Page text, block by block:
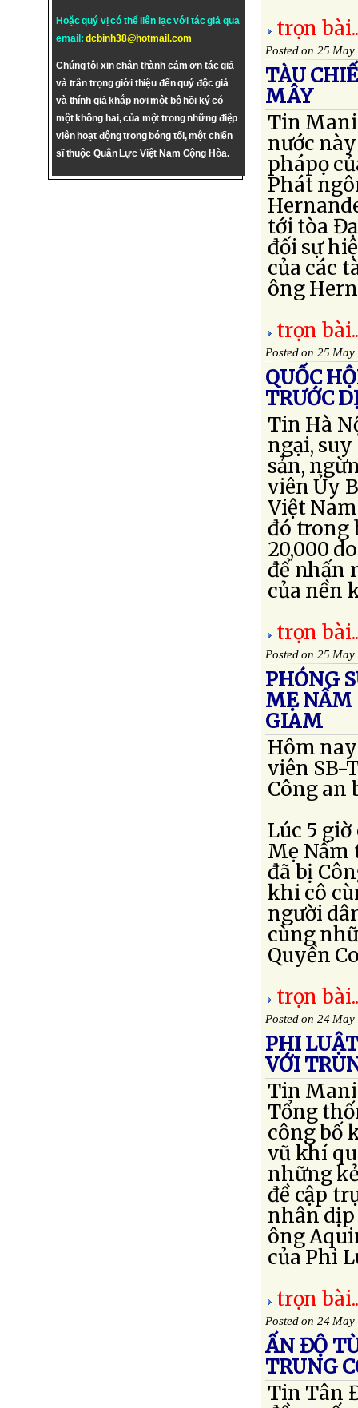
Hoặc quý vị có thể liên lạc với tác giả qua
email:dcbinh38@hotmail.com
Chúng tôi xin chân thành cám ơn tác giả
và trân trọng giới thiệu đến quý độc giả
và thính giả khắp nơi một bộ hồi ký có
một không hai, của một trong những điệp
viên hoạt động trong bóng tối, một chiến
sĩ thuộc Quân Lực Việt Nam Cộng Hòa.
trọn
Posted on 25 May
TÀU
MÂY
Tin
nước
phápọ
Phát
tới tòa
đối sự
của các
ông
trọn
Posted on 25 May
QUỐC
TRƯỚC
Tin Hà
ngại,
sản,
viên Ủy
Việt
đó trong
20,000
để nhấn
của nền
trọn
Posted on 25 May
PHÓNG
MẸ NẤM
GIAM
Hôm
viên SB-
Công an
Lúc 5
Mẹ Nấm
đã bị
khi cô
người
cùng
Quyền
trọn
Posted on 24 May
PHI
VỚI
Tin
Tổng
công bố
vũ khí
những
đề cập
nhân dịp
ông
của Phi
trọn
Posted on 24 May
ẤN ĐỘ
TRUNG
Tin Tân